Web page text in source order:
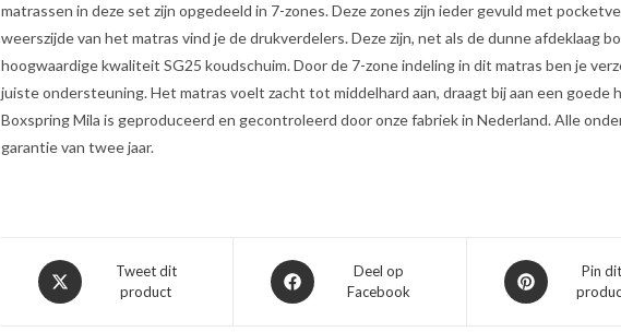
matrassen in deze set zijn opgedeeld in 7-zones. Deze zones zijn ieder gevuld met
weerszijde van het matras vind je de drukverdelers. Deze zijn, net als de dunne afdeklaag
hoogwaardige kwaliteit SG25 koudschuim. Door de 7-zone indeling in dit matras ben je
juiste ondersteuning. Het matras voelt zacht tot middelhard aan, draagt bij aan een
Boxspring Mila is geproduceerd en gecontroleerd door onze fabriek in Nederland. Alle
garantie van twee jaar.
Opent
in
Tweet dit
product
Opent
in
Deel op
Facebook
Opent
in
Pin dit